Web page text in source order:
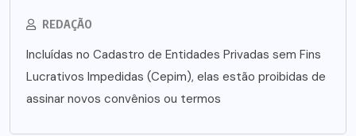
REDAÇÃO
Incluídas no Cadastro de Entidades Privadas sem Fins
Lucrativos Impedidas (Cepim), elas estão proibidas de
assinar novos convênios ou termos